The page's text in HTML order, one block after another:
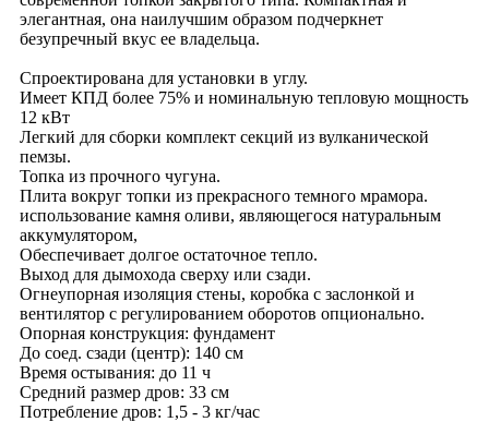
элегантная, она наилучшим образом подчеркнет
безупречный вкус ее владельца.
Спроектирована для установки в углу.
Имеет КПД более 75% и номинальную тепловую мощность
12 кВт
Легкий для сборки комплект секций из вулканической
пемзы.
Топка из прочного чугуна.
Плита вокруг топки из прекрасного темного мрамора.
использование камня оливи, являющегося натуральным
аккумулятором,
Обеспечивает долгое остаточное тепло.
Выход для дымохода сверху или сзади.
Огнеупорная изоляция стены, коробка с заслонкой и
вентилятор с регулированием оборотов опционально.
Опорная конструкция: фундамент
До соед. сзади (центр): 140 см
Время остывания: до 11 ч
Средний размер дров: 33 см
Потребление дров: 1,5 - 3 кг/час